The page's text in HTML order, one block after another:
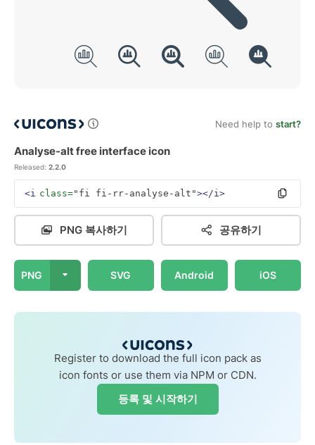
Need help to start?
Analyse-alt free interface icon
Released: 2.2.0
<i class="fi fi-rr-analyse-alt"></i>
PNG 복사하기 공유하기
PNG SVG Android iOS
Register to download the full icon pack as
icon fonts or use them via NPM or CDN.
등록 및 시작하기